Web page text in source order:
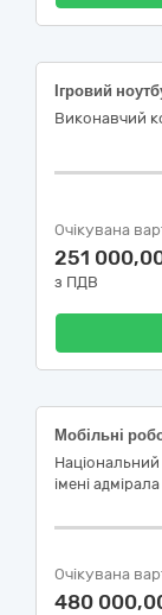
Виконавчий
Очікувана
251
з ПДВ
Мобільні
імені
Очікувана
480